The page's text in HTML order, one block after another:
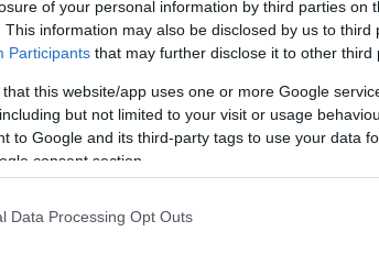
of your personal information by third parties on
This information may also be disclosed by us to third
Participants that may further disclose it to other third
that this website/app uses one or more Google
but not limited to your visit or usage
to Google and its third-party tags to use your data
consent section.
Data Processing Opt Outs
στη δήλωση.